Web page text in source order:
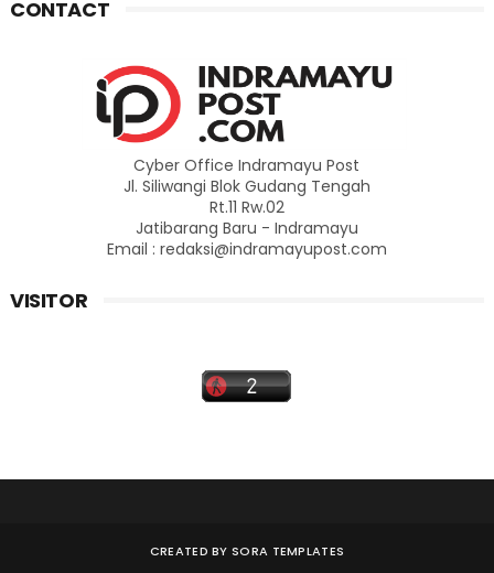
CONTACT
Cyber Office Indramayu Post
Jl. Siliwangi Blok Gudang Tengah
Rt.11 Rw.02
Jatibarang Baru - Indramayu
Email : redaksi@indramayupost.com
VISITOR
CREATED BYSORA TEMPLATES